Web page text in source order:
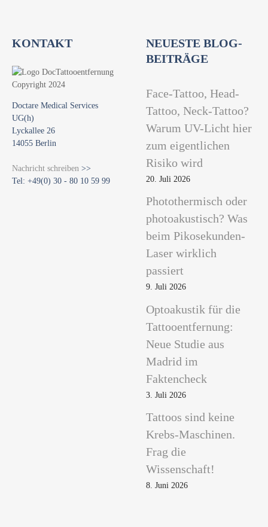
KONTAKT
Doctare Medical Services
UG(h)
Lyckallee 26
14055 Berlin
Nachricht schreiben >>
Tel: +49(0) 30 - 80 10 59 99
NEUESTE BLOG-
BEITRÄGE
Face-Tattoo, Head-
Tattoo, Neck-Tattoo?
Warum UV-Licht hier
zum eigentlichen
Risiko wird
20. Juli 2026
Photothermisch oder
photoakustisch? Was
beim Pikosekunden-
Laser wirklich
passiert
9. Juli 2026
Optoakustik für die
Tattooentfernung:
Neue Studie aus
Madrid im
Faktencheck
3. Juli 2026
Tattoos sind keine
Krebs-Maschinen.
Frag die
Wissenschaft!
8. Juni 2026